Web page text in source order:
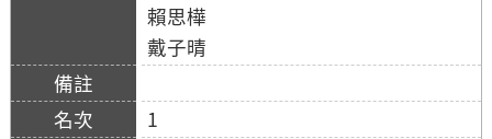
賴思樺
戴子晴
1